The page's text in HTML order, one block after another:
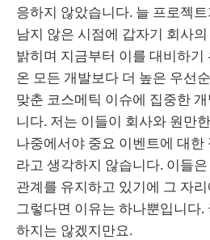
응하지 않았습니다. 늘 프로젝
남지 않은 시점에 갑자기 회사
밝히며 지금부터 이를 대비하기
온 모든 개발보다 더 높은 우선
맞춘 코스메틱 이슈에 집중한
니다. 저는 이들이 회사와 원만
나중에서야 중요 이벤트에 대한
라고 생각하지 않습니다. 이들
관계를 유지하고 있기에 그 자
그렇다면 이유는 하나뿐입니다.
하지는 않겠지만요.